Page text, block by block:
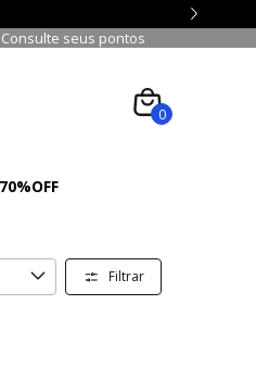
seus pontos
0
Filtrar